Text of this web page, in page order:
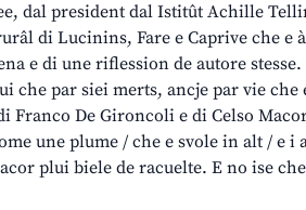
dal president dal Istitût Achille
di Lucinins, Fare e Caprive che e
e di une riflession de autore stesse.
che par siei merts, ancje par vie che
Franco De Gironcoli e di Celso
une plume / che e svole in alt / e i
plui biele de racuelte. E no ise